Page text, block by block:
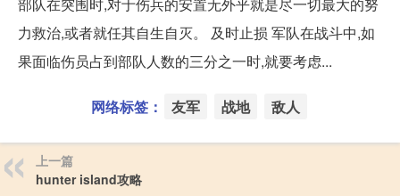
力救治,或者就任其自生自灭。 及时止损 军队在战斗中,如
果面临伤员占到部队人数的三分之一时,就要考虑...
网络标签： 友军 战地 敌人
上一篇
hunter island攻略